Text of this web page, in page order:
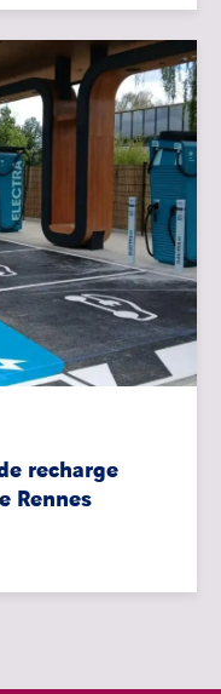
recharge
Rennes